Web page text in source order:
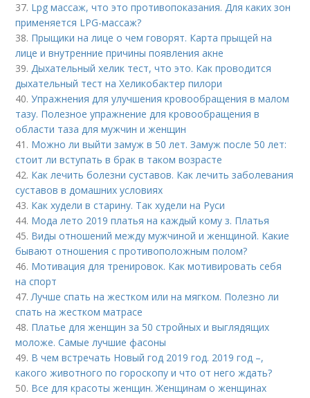
37. Lpg массаж, что это противопоказания. Для каких зон
применяется LPG-массаж?
38. Прыщики на лице о чем говорят. Карта прыщей на
лице и внутренние причины появления акне
39.Дыхательный хелик тест, что это. Как проводится
дыхательный тест на Хеликобактер пилори
40.Упражнения для улучшения кровообращения в малом
тазу. Полезное упражнение для кровообращения в
области таза для мужчин и женщин
41. Можно ли выйти замуж в 50 лет. Замуж после 50 лет:
стоит ли вступать в брак в таком возрасте
42. Как лечить болезни суставов. Как лечить заболевания
суставов в домашних условиях
43. Как худели в старину. Так худели на Руси
44. Мода лето 2019 платья на каждый кому з. Платья
45. Виды отношений между мужчиной и женщиной. Какие
бывают отношения с противоположным полом?
46. Мотивация для тренировок. Как мотивировать себя
на спорт
47.Лучше спать на жестком или на мягком. Полезно ли
спать на жестком матрасе
48. Платье для женщин за 50 стройных и выглядящих
моложе. Самые лучшие фасоны
49. В чем встречать Новый год 2019 год. 2019 год –,
какого животного по гороскопу и что от него ждать?
50. Все для красоты женщин. Женщинам о женщинах